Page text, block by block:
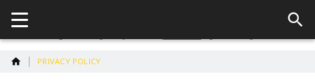
PRIVACY POLICY